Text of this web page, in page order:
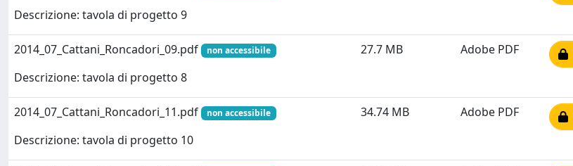
Descrizione: tavola di progetto 9
2014_07_Cattani_Roncadori_09.pdf non accessibile
Descrizione: tavola di progetto 8
27.7 MB Adobe PDF
2014_07_Cattani_Roncadori_11.pdf non accessibile
Descrizione: tavola di progetto 10
34.74 MB Adobe PDF